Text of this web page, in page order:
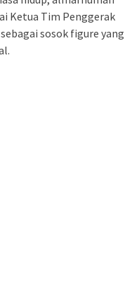
Ketua Tim Penggerak
sosok figure yang